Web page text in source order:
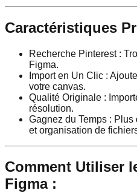
Caractéristiques
Recherche Pinterest :
Figma.
Import en Un Clic :
votre canvas.
Qualité Originale :
résolution.
Gagnez du Temps :
et organisation de
Comment Utiliser
Figma :